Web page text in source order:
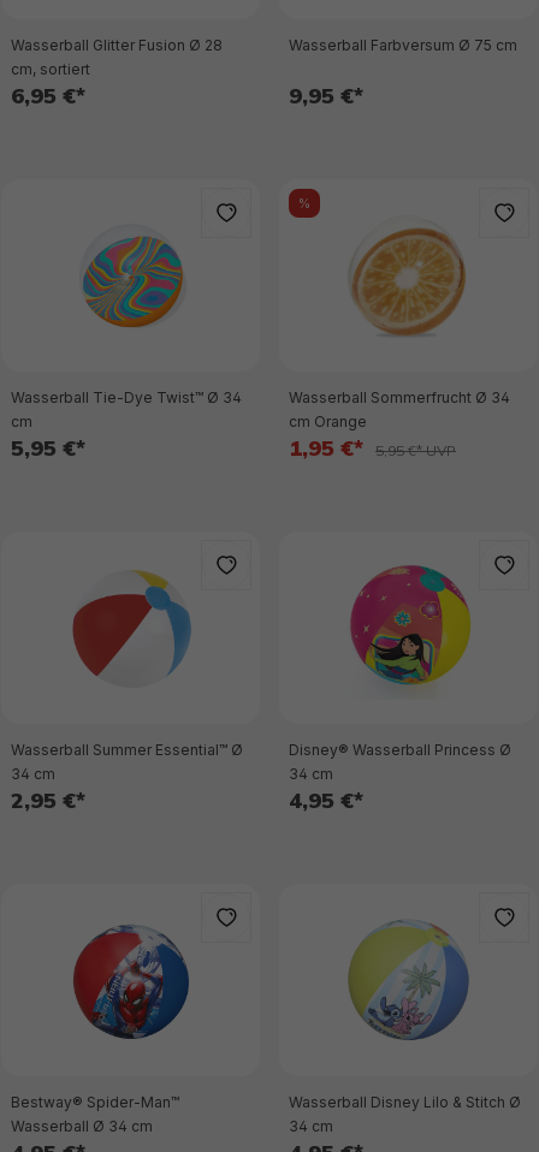
Wasserball Glitter Fusion Ø 28
cm, sortiert
6,95 €*
Wasserball Farbversum Ø 75 cm
9,95 €*
Wasserball Tie-Dye Twist™ Ø 34
cm
5,95 €*
%
Wasserball Sommerfrucht Ø 34
cm Orange
1,95 €* 5,95 €* UVP
Wasserball Summer Essential™ Ø
34 cm
2,95 €*
Disney® Wasserball Princess Ø
34 cm
4,95 €*
Bestway® Spider-Man™
Wasserball Ø 34 cm
Wasserball Disney Lilo & Stitch Ø
34 cm